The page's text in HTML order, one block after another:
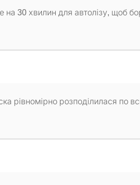
на 30 хвилин для автолізу, щоб
рівномірно розподілилася по